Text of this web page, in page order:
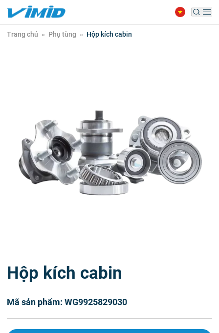
Trang chủ » Phụ tùng » Hộp kích cabin
Hộp kích cabin
Mã sản phẩm: WG9925829030